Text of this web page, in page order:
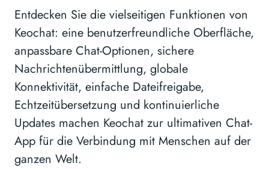
Entdecken Sie die vielseitigen Funktionen von
Keochat: eine benutzerfreundliche Oberfläche,
anpassbare Chat-Optionen, sichere
Nachrichtenübermittlung, globale
Konnektivität, einfache Dateifreigabe,
Echtzeitübersetzung und kontinuierliche
Updates machen Keochat zur ultimativen Chat-
App für die Verbindung mit Menschen auf der
ganzen Welt.